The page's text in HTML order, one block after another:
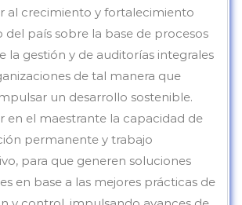
al crecimiento y fortalecimiento
del país sobre la base de procesos
la gestión y de auditorías integrales
de tal manera que
un desarrollo sostenible.
en el maestrante la capacidad de
permanente y trabajo
para que generen soluciones
en base a las mejores prácticas de